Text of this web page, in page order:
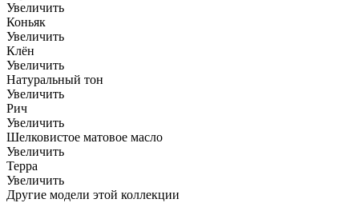
Увеличить
Коньяк
Увеличить
Клён
Увеличить
Натуральный тон
Увеличить
Рич
Увеличить
Шелковистое матовое масло
Увеличить
Терра
Увеличить
Другие модели этой коллекции